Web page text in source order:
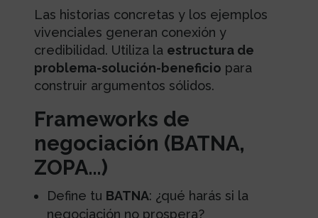
Las historias concretas y los ejemplos
vivenciales generan conexión y
credibilidad. Utiliza la estructura de
problema-solución-beneficio para
construir argumentos sólidos.
Frameworks de
negociación (BATNA,
ZOPA…)
Define tu BATNA: ¿qué harás si la
negociación no prospera?